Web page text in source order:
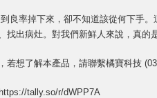
良率掉下來，卻不知道該從何下手
找出病灶。對我們新鮮人來說，真的
若想了解本產品，請聯繫橘寶科技 (03
tally.so/r/dWPP7A